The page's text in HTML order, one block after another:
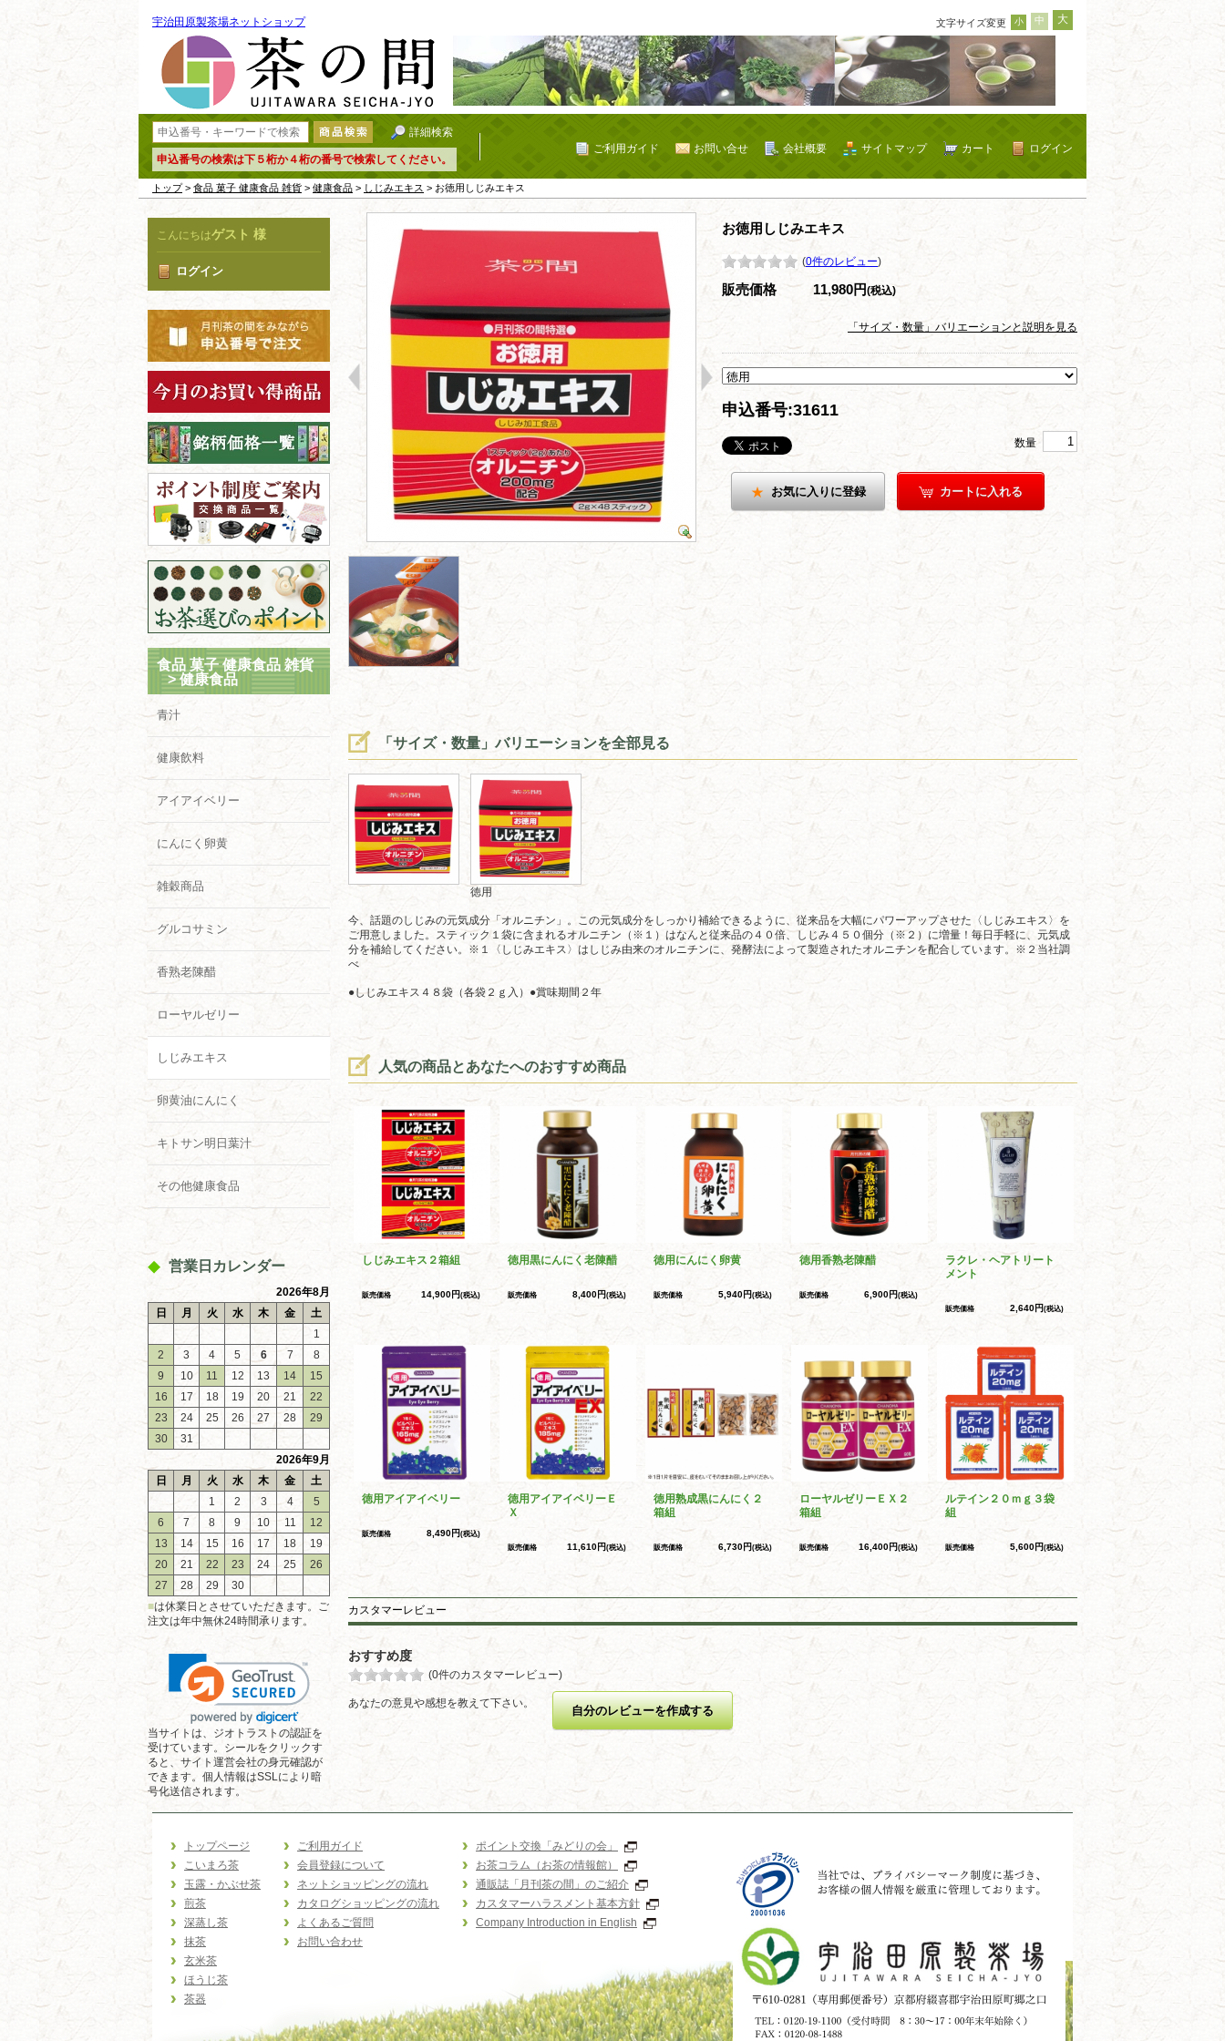
宇治田原製茶場ネットショップ 文字サイズ変更 小 中 大
詳細検索
申込番号の検索は下５桁か４桁の番号で検索してください。
ログイン
カート
サイトマップ
会社概要
お問い合せ
ご利用ガイド
トップ> 食品 菓子 健康食品 雑貨 > 健康食品 > しじみエキス > お徳用しじみエキス
こんにちはゲスト 様
ログイン
食品 菓子 健康食品 雑貨
>健康食品
青汁
健康飲料
アイアイベリー
にんにく卵黄
雑穀商品
グルコサミン
香熟老陳醋
ローヤルゼリー
しじみエキス
卵黄油にんにく
キトサン明日葉汁
その他健康食品
営業日カレンダー
2026年8月
日
月 火 水 木 金
土
1
2
3 4 5 6 7
8
9
10 11 12 13 14
15
16
17 18 19 20 21
22
23
24 25 26 27 28
29
30
31
2026年9月
日
月 火 水 木 金
土
1
2 3 4
5
6
7 8 9 10 11
12
13
14 15 16 17 18
19
20
21 22 23 24 25
26
27
28 29
30
■は休業日とさせていただきます。ご
注文は年中無休24時間承ります。
当サイトは、ジオトラストの認証を
受けています。シールをクリックす
ると、サイト運営会社の身元確認が
できます。個人情報はSSLにより暗
号化送信されます。
お徳用しじみエキス
(0件のレビュー)
販売価格 11,980円(税込)
「サイズ・数量」バリエーションと説明を見る
申込番号:31611
数量
お気に入りに登録 カートに入れる
「サイズ・数量」バリエーションを全部見る
徳用
今、話題のしじみの元気成分「オルニチン」。この元気成分をしっかり補給できるように、従来品を大幅にパワーアップさせた〈しじみエキス〉を
ご用意しました。スティック１袋に含まれるオルニチン（※１）はなんと従来品の４０倍、しじみ４５０個分（※２）に増量！毎日手軽に、元気成
分を補給してください。※１〈しじみエキス〉はしじみ由来のオルニチンに、発酵法によって製造されたオルニチンを配合しています。※２当社調
べ
●しじみエキス４８袋（各袋２ｇ入）●賞味期間２年
人気の商品とあなたへのおすすめ商品
しじみエキス２箱組
販売価格 14,900円(税込)
徳用黒にんにく老陳醋
販売価格 8,400円(税込)
徳用にんにく卵黄
販売価格 5,940円(税込)
徳用香熟老陳醋
販売価格 6,900円(税込)
ラクレ・ヘアトリート
メント
販売価格 2,640円(税込)
徳用アイアイベリー
販売価格 8,490円(税込)
徳用アイアイベリーＥ
Ｘ
販売価格 11,610円(税込)
徳用熟成黒にんにく２
箱組
販売価格 6,730円(税込)
ローヤルゼリーＥＸ２
箱組
販売価格 16,400円(税込)
ルテイン２０ｍｇ３袋
組
販売価格 5,600円(税込)
カスタマーレビュー
おすすめ度
(0件のカスタマーレビュー)
あなたの意見や感想を教えて下さい。
自分のレビューを作成する
トップページ
こいまろ茶
玉露・かぶせ茶
煎茶
深蒸し茶
抹茶
玄米茶
ほうじ茶
茶器
ご利用ガイド
会員登録について
ネットショッピングの流れ
カタログショッピングの流れ
よくあるご質問
お問い合わせ
ポイント交換「みどりの会」
お茶コラム（お茶の情報館）
通販誌「月刊茶の間」のご紹介
カスタマーハラスメント基本方針
Company Introduction in English